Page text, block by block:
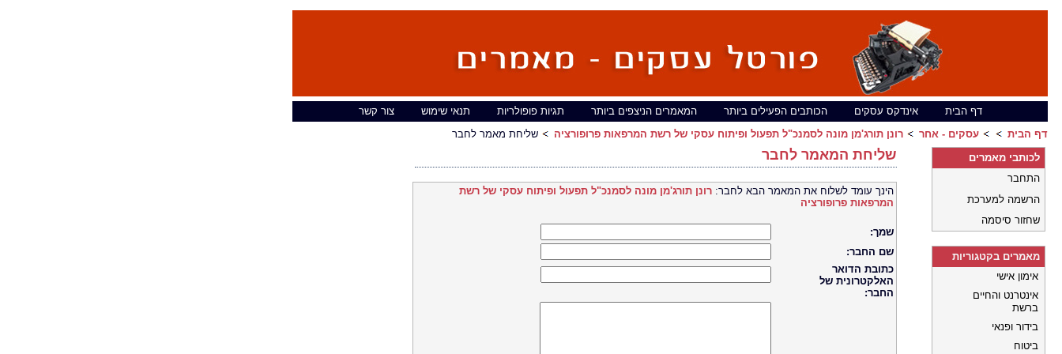
דף הבית אינדקס עסקים הכותבים הפעילים ביותר המאמרים הניצפים ביותר תגיות פופולריות תנאי שימוש
צור קשר
דף הבית
עסקים - אחר רונן תורג'מן מונה לסמנכ"ל תפעול ופיתוח עסקי של רשת המרפאות פרופורציה שליחת מאמר לחבר
שליחת המאמר לחבר
הינך עומד לשלוח את המאמר הבא לחבר: רונן תורג'מן מונה לסמנכ"ל תפעול ופיתוח עסקי של רשת
המרפאות פרופורציה
שמך:
שם החבר:
כתובת הדואר
האלקטרונית של
החבר:
לכותבי מאמרים
התחבר
הרשמה למערכת
שחזור סיסמה
מאמרים בקטגוריות
אימון אישי
אינטרנט והחיים
ברשת
בידור ופנאי
ביטוח